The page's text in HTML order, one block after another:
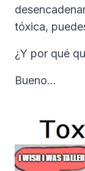
tóxica,
¿Y por qué
Bueno…